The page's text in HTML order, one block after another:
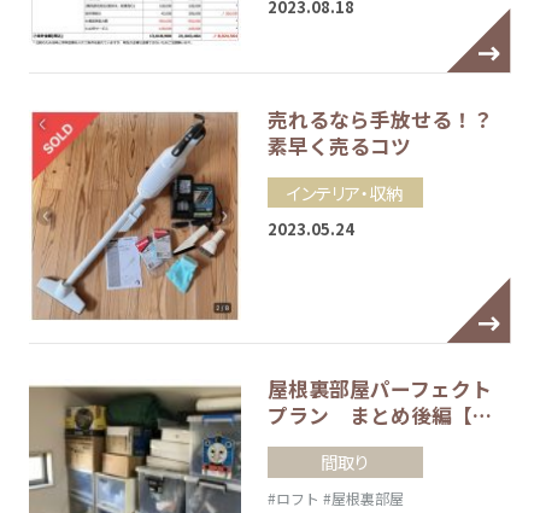
2023.08.18
売れるなら手放せる！？
素早く売るコツ
インテリア・収納
2023.05.24
屋根裏部屋パーフェクト
プラン まとめ後編【…
間取り
#ロフト #屋根裏部屋